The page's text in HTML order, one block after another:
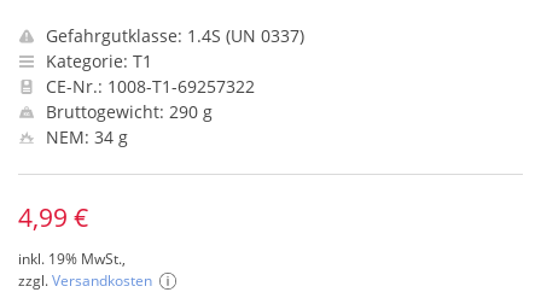
Gefahrgutklasse: 1.4S (UN 0337)
Kategorie: T1
CE-Nr.: 1008-T1-69257322
Bruttogewicht: 290 g
NEM: 34 g
4,99 €
inkl. 19% MwSt.,
zzgl.Versandkosten